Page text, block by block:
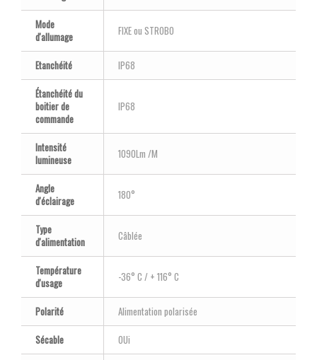
Mode
d'allumage
FIXE ou STROBO
Etanchéité
IP68
Étanchéité du
boitier de
commande
IP68
Intensité
lumineuse
1090Lm /M
Angle
d'éclairage
180°
Type
d'alimentation
Câblée
Température
d'usage
-36° C / + 116° C
Polarité
Alimentation polarisée
Sécable
OUi